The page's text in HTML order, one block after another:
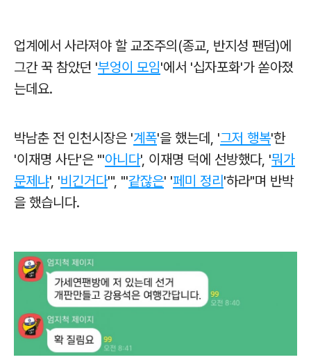
업계에서 사라져야 할 교조주의(종교, 반지성 팬덤)에
그간 꾹 참았던 '부엉이 모임'에서 '십자포화'가 쏟아졌
는데요.
박남춘 전 인천시장은 '계폭'을 했는데, '그저 행복'한
'이재명 사단'은 "'아니다', 이재명 덕에 선방했다, '뭐가
문제냐', '비긴거다'", "'같잖은' '페미 정리 '하라"며 반박
을 했습니다.